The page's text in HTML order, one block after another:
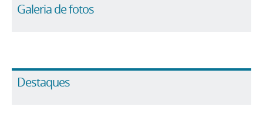
Galeria de fotos
Destaques